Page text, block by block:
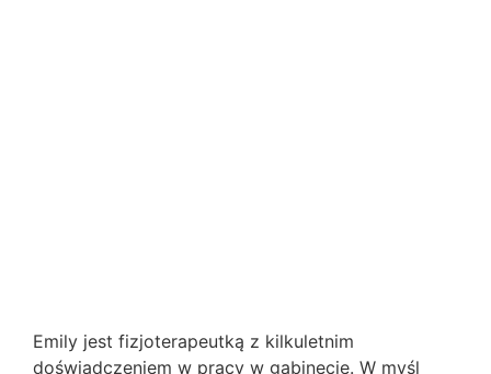
Emily jest fizjoterapeutką z kilkuletnim
doświadczeniem w pracy w gabinecie. W myśl